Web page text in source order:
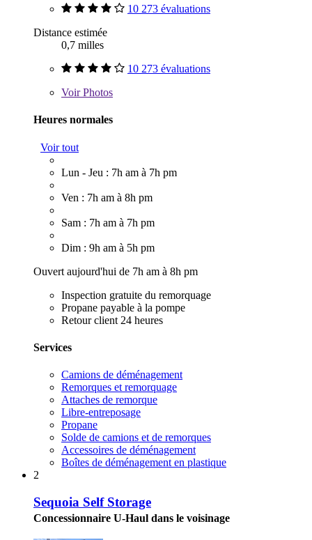
10 273 évaluations
Distance estimée
0,7 milles
10 273 évaluations
VoirPhotos
Heures normales
Voir tout
Lun - Jeu : 7h am à 7h pm
Ven : 7h am à 8h pm
Sam : 7h am à 7h pm
Dim : 9h am à 5h pm
Ouvert aujourd'hui de 7h am à 8h pm
Inspection gratuite du remorquage
Propane payable à la pompe
Retour client 24 heures
Services
Camions de déménagement
Remorques et remorquage
Attaches de remorque
Libre-entreposage
Propane
Solde de camions et de remorques
Accessoires de déménagement
Boîtes de déménagement en plastique
2
Sequoia Self Storage
Concessionnaire U-Haul dans le voisinage